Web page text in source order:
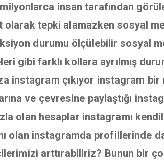
insan tarafından
tepki alamazken sosyal
durumu ölçülebilir sosyal
gibi farklı kollara ayrılmış
instagram çıkıyor instagram
ve çevresine paylaştığı
olan hesaplar instagramı
olan instagramda profillerinde
arttırabiliriz? Bunun bir